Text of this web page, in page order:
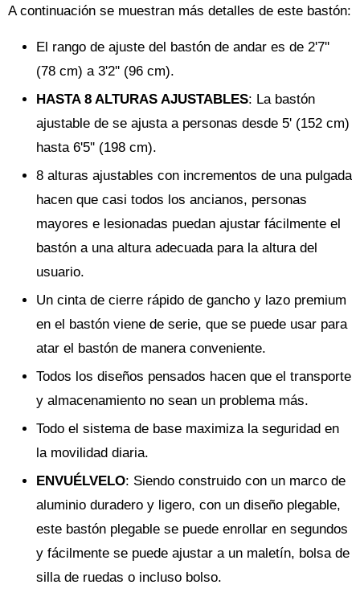
A continuación se muestran más detalles de este bastón:
El rango de ajuste del bastón de andar es de 2'7''
(78 cm) a 3'2'' (96 cm).
HASTA 8 ALTURAS AJUSTABLES: La bastón
ajustable de se ajusta a personas desde 5' (152 cm)
hasta 6'5'' (198 cm).
8 alturas ajustables con incrementos de una pulgada
hacen que casi todos los ancianos, personas
mayores e lesionadas puedan ajustar fácilmente el
bastón a una altura adecuada para la altura del
usuario.
Un cinta de cierre rápido de gancho y lazo premium
en el bastón viene de serie, que se puede usar para
atar el bastón de manera conveniente.
Todos los diseños pensados hacen que el transporte
y almacenamiento no sean un problema más.
Todo el sistema de base maximiza la seguridad en
la movilidad diaria.
ENVUÉLVELO: Siendo construido con un marco de
aluminio duradero y ligero, con un diseño plegable,
este bastón plegable se puede enrollar en segundos
y fácilmente se puede ajustar a un maletín, bolsa de
silla de ruedas o incluso bolso.